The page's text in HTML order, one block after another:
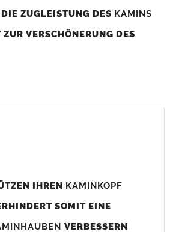
ZUGLEISTUNG DES KAMINS
VERSCHÖNERUNG DES
IHREN KAMINKOPF
SOMIT EINE
VERBESSERN